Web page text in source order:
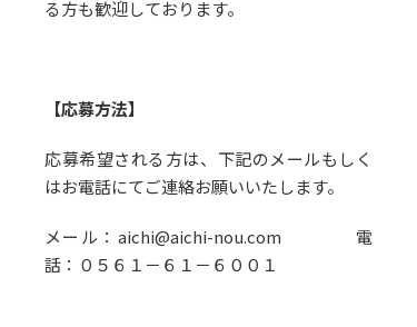
る方も歓迎しております。
【応募方法】
応募希望される方は、下記のメールもしく
はお電話にてご連絡お願いいたします。
メール：aichi@aichi-nou.com 電
話：０５６１－６１－６００１